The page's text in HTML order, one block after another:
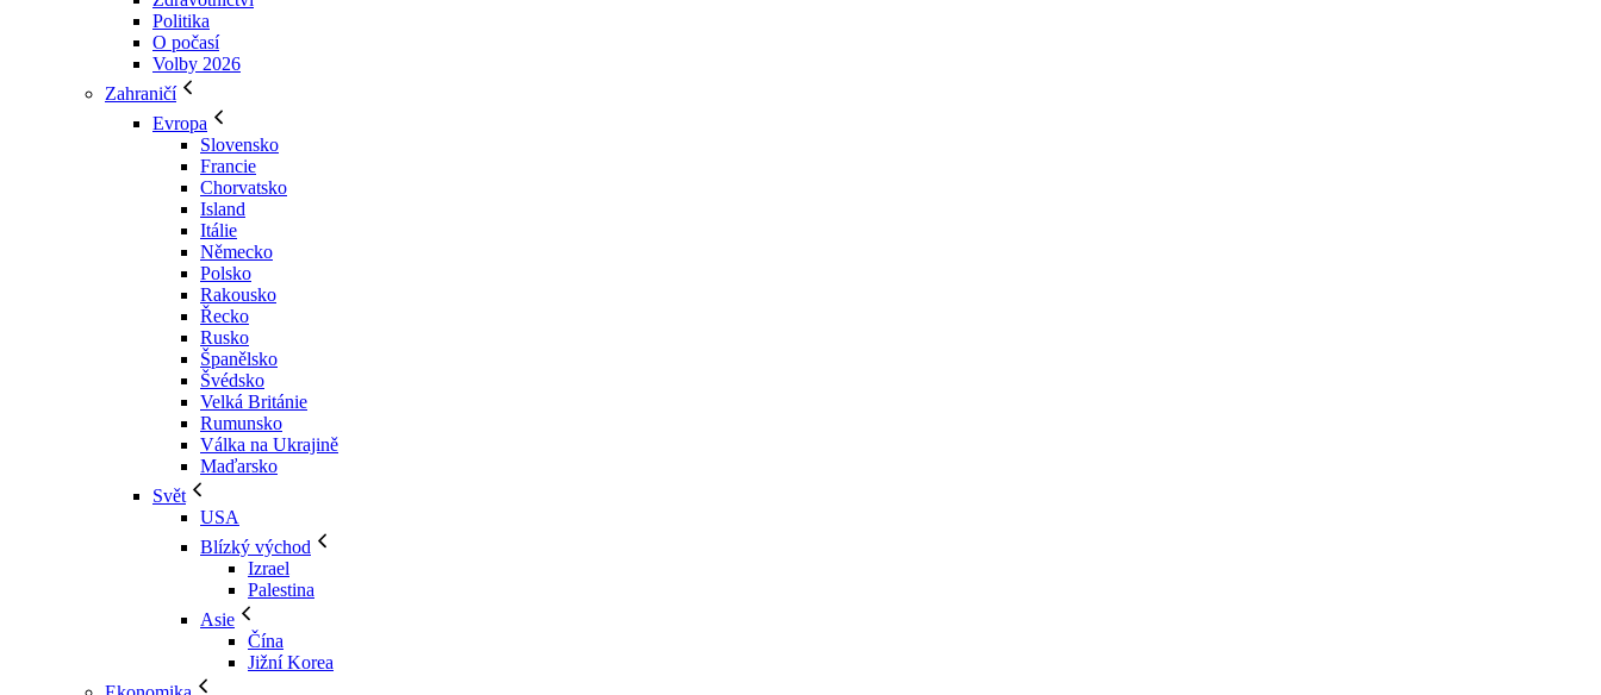
Politika
O počasí
Volby 2026
Zahraničí
Evropa
Slovensko
Francie
Chorvatsko
Island
Itálie
Německo
Polsko
Rakousko
Řecko
Rusko
Španělsko
Švédsko
Velká Británie
Rumunsko
Válka na Ukrajině
Maďarsko
Svět
USA
Blízký východ
Izrael
Palestina
Asie
Čína
Jižní Korea